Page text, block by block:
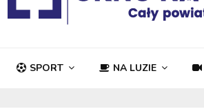
SPORT NA LUZIE